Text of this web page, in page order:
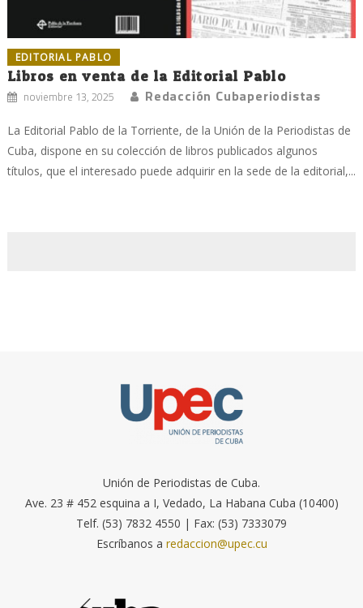
EDITORIAL PABLO
Libros en venta de la Editorial Pablo
noviembre 13, 2025 Redacción Cubaperiodistas
La Editorial Pablo de la Torriente, de la Unión de la Periodistas de
Cuba, dispone en su colección de libros publicados algunos
títulos, que el interesado puede adquirir en la sede de la editorial,...
Unión de Periodistas de Cuba.
Ave. 23 # 452 esquina a I, Vedado, La Habana Cuba (10400)
Telf. (53) 7832 4550 | Fax: (53) 7333079
Escríbanos a redaccion@upec.cu